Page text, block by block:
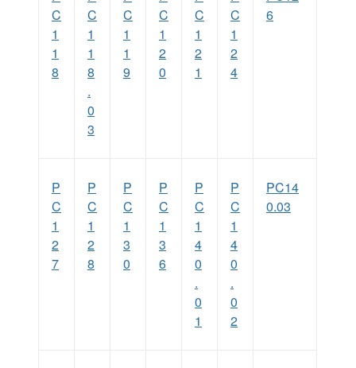
C
1
1
8
C
1
1
8
.
0
3
C
1
1
9
C
1
2
0
C
1
2
1
C
1
2
4
6
P
C
1
2
7
P
C
1
2
8
P
C
1
3
0
P
C
1
3
6
P
C
1
4
0
.
0
1
P
C
1
4
0
.
0
2
PC14
0.03